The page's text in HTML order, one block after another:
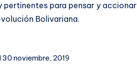
pertinentes para pensar y accionar
Bolivariana.
noviembre, 2019